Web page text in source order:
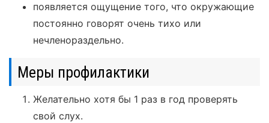
появляется ощущение того, что окружающие
постоянно говорят очень тихо или
нечленораздельно.
Меры профилактики
Желательно хотя бы 1 раз в год проверять
свой слух.